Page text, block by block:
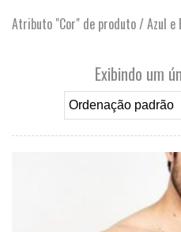
Atributo "Cor" de produto / Azul e
Exibindo um